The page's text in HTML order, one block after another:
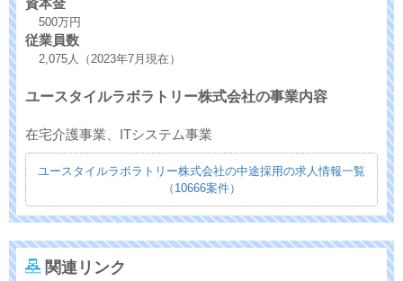
資本金
500万円
従業員数
2,075人（2023年7月現在）
ユースタイルラボラトリー株式会社の事業内容
在宅介護事業、ITシステム事業
ユースタイルラボラトリー株式会社の中途採用の求人情報一覧
（10666案件）
関連リンク